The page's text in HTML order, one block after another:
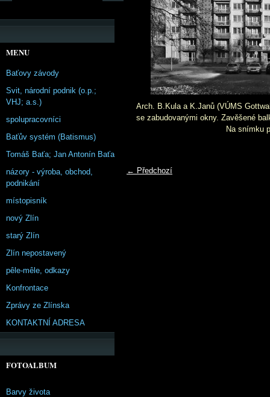
Arch. B.Kula a K.Janů (VÚMS
se zabudovanými okny. Zavěšené
Na snímku
← Předchozí
MENU
Baťovy závody
Svit, národní podnik (o.p.;
VHJ; a.s.)
spolupracovníci
Baťův systém (Batismus)
Tomáš Baťa; Jan Antonín Baťa
názory - výroba, obchod,
podnikání
místopisník
nový Zlín
starý Zlín
Zlín nepostavený
pêle-mêle, odkazy
Konfrontace
Zprávy ze Zlínska
KONTAKTNÍ ADRESA
FOTOALBUM
Barvy života